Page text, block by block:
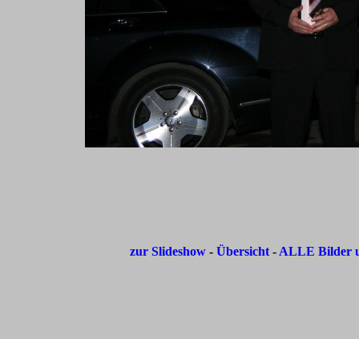
zur Slideshow- Übersicht - ALLE Bilder